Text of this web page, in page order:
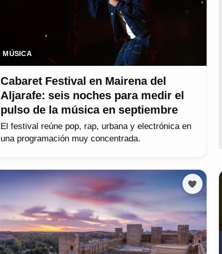
MÚSICA
Cabaret Festival en Mairena del
Aljarafe: seis noches para medir el
pulso de la música en septiembre
El festival reúne pop, rap, urbana y electrónica en
una programación muy concentrada.